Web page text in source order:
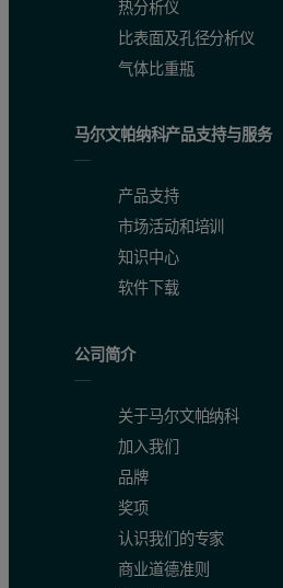
热分析仪
比表面及孔径分析仪
气体比重瓶
马尔文帕纳科产品支持与服务
产品支持
市场活动和培训
知识中心
软件下载
公司简介
关于马尔文帕纳科
加入我们
品牌
奖项
认识我们的专家
商业道德准则